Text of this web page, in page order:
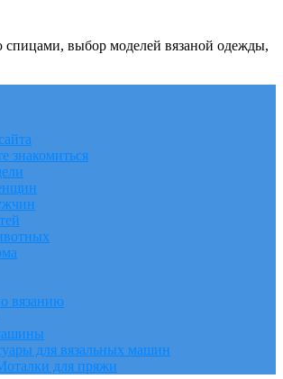
спицами, выбор моделей вязаной одежды,
знакомиться
вязанию
для вязальных машин
для пряжи